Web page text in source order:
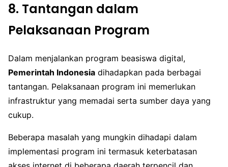
8. Tantangan dalam
Pelaksanaan Program
Dalam menjalankan program beasiswa digital,
Pemerintah Indonesia dihadapkan pada berbagai
tantangan. Pelaksanaan program ini memerlukan
infrastruktur yang memadai serta sumber daya yang
cukup.
Beberapa masalah yang mungkin dihadapi dalam
implementasi program ini termasuk keterbatasan